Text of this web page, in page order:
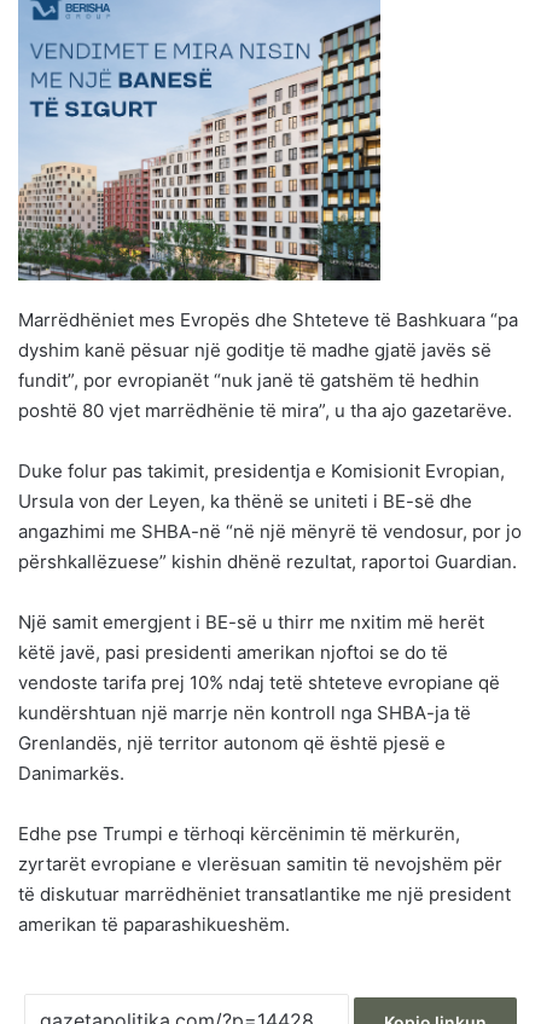
Marrëdhëniet mes Evropës dhe Shteteve të Bashkuara “pa
dyshim kanë pësuar një goditje të madhe gjatë javës së
fundit”, por evropianët “nuk janë të gatshëm të hedhin
poshtë 80 vjet marrëdhënie të mira”, u tha ajo gazetarëve.
Duke folur pas takimit, presidentja e Komisionit Evropian,
Ursula von der Leyen, ka thënë se uniteti i BE-së dhe
angazhimi me SHBA-në “në një mënyrë të vendosur, por jo
përshkallëzuese” kishin dhënë rezultat, raportoi Guardian.
Një samit emergjent i BE-së u thirr me nxitim më herët
këtë javë, pasi presidenti amerikan njoftoi se do të
vendoste tarifa prej 10% ndaj tetë shteteve evropiane që
kundërshtuan një marrje nën kontroll nga SHBA-ja të
Grenlandës, një territor autonom që është pjesë e
Danimarkës.
Edhe pse Trumpi e tërhoqi kërcënimin të mërkurën,
zyrtarët evropiane e vlerësuan samitin të nevojshëm për
të diskutuar marrëdhëniet transatlantike me një president
amerikan të paparashikueshëm.